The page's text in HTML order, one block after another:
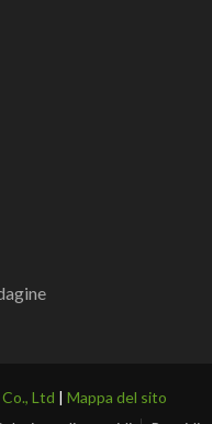
Ltd | Mappa del sito